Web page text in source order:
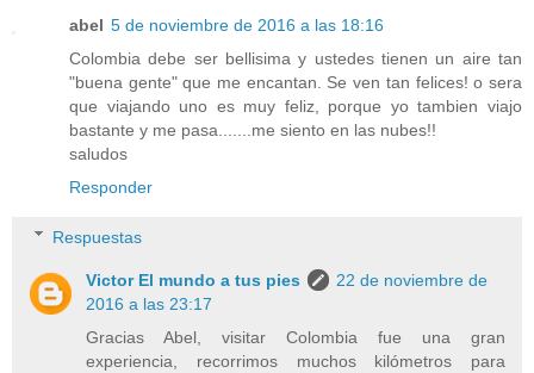
abel 5 de noviembre de 2016 a las 18:16
Colombia debe ser bellisima y ustedes tienen un aire tan
"buena gente" que me encantan. Se ven tan felices! o sera
que viajando uno es muy feliz, porque yo tambien viajo
bastante y me pasa.......me siento en las nubes!!
saludos
Responder
Respuestas
Victor El mundo a tus pies
22 de noviembre de
2016 a las 23:17
Gracias Abel, visitar Colombia fue una gran
experiencia, recorrimos muchos kilómetros para